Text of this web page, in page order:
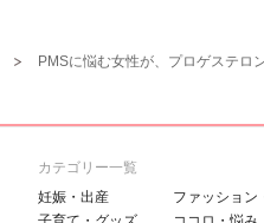
PMSに悩む女性が、プロゲステロ
カテゴリー一覧
妊娠・出産
ファッション